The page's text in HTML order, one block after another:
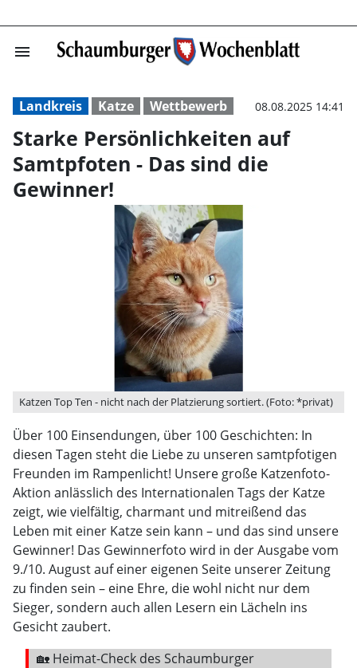
menu Starke
Landkreis Katze Wettbewerb 08.08.2025 14:41
Starke Persönlichkeiten auf
Samtpfoten - Das sind die
Gewinner!
Katzen Top Ten - nicht nach der Platzierung sortiert. (Foto: *privat)
Über 100 Einsendungen, über 100 Geschichten: In
diesen Tagen steht die Liebe zu unseren samtpfotigen
Freunden im Rampenlicht! Unsere große Katzenfoto-
Aktion anlässlich des Internationalen Tags der Katze
zeigt, wie vielfältig, charmant und mitreißend das
Leben mit einer Katze sein kann – und das sind unsere
Gewinner! Das Gewinnerfoto wird in der Ausgabe vom
9./10. August auf einer eigenen Seite unserer Zeitung
zu finden sein – eine Ehre, die wohl nicht nur dem
Sieger, sondern auch allen Lesern ein Lächeln ins
Gesicht zaubert.
🏡 Heimat-Check des Schaumburger